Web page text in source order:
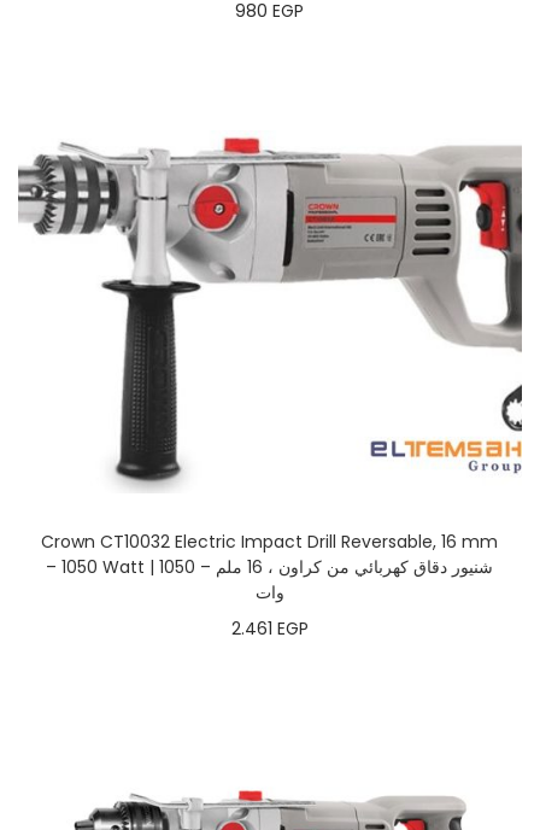
980EGP
Crown CT10032 Electric Impact Drill Reversable, 16 mm
– 1050 Watt | شنيور دقاق كهربائي من كراون ، 16 ملم – 1050
وات
2.461 EGP